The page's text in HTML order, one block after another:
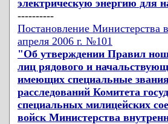
электрическую энергию для
----------
Постановление Министерства
апреля 2006 г. №101
"Об утверждении Правил
лиц рядового и
имеющих специальные
расследований Комитета
специальных милицейских
войск Министерства